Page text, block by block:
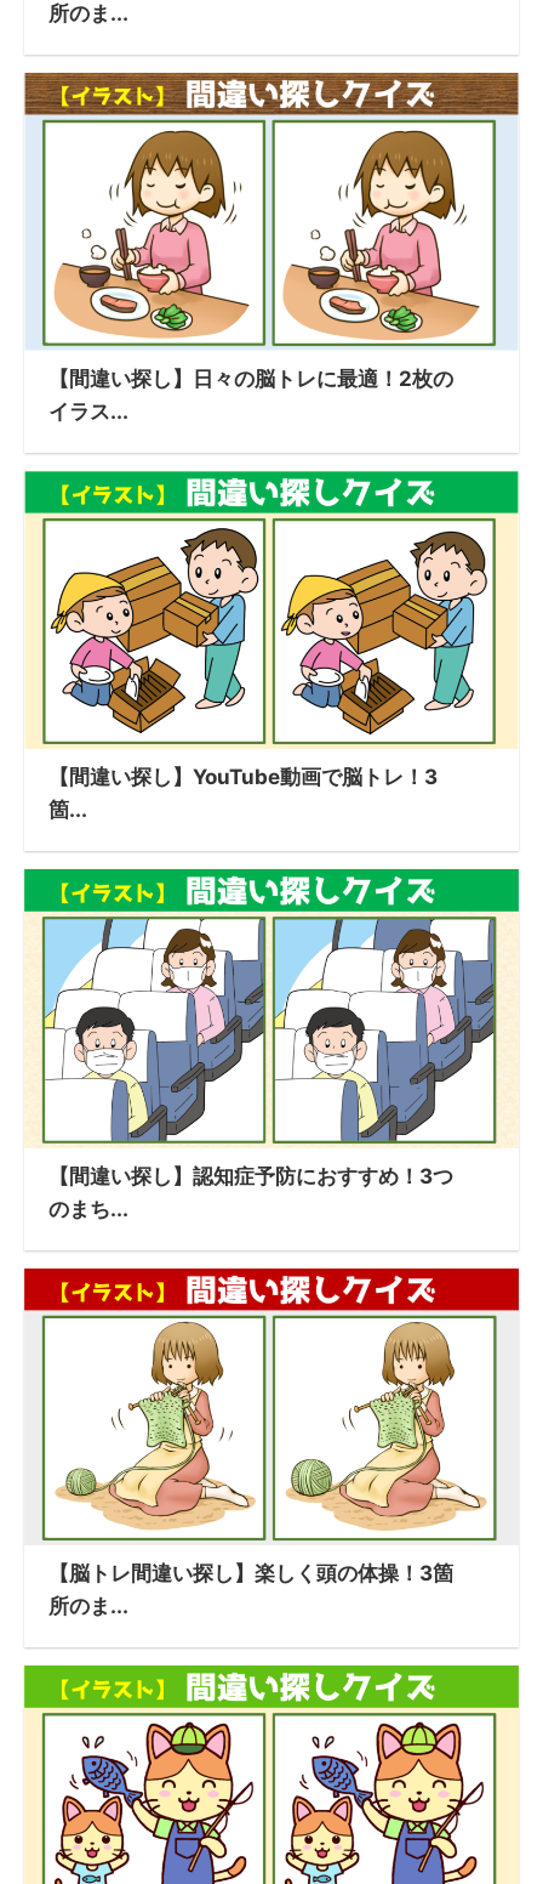
所のま...
【間違い探し】日々の脳トレに最適！2枚の
イラス...
【間違い探し】YouTube動画で脳トレ！3
箇...
【間違い探し】認知症予防におすすめ！3つ
のまち...
【脳トレ間違い探し】楽しく頭の体操！3箇
所のま...